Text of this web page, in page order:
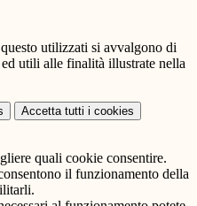
utilizzati si avvalgono di
utili alle finalità illustrate nella
Accetta tutti i cookies
quali cookie consentire.
il funzionamento della